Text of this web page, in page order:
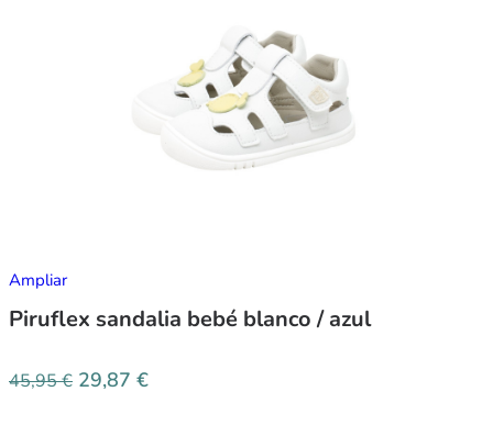
Ampliar
Piruflex sandalia bebé blanco / azul
45,95€ 29,87 €